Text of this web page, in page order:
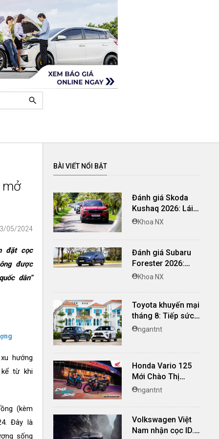
search
mở
05/2024
đặt cọc
được
dân”
hướng
từ khi
(kèm
Đây là
sống
BÀI VIẾT NỔI BẬT
Đánh giá Skoda
Kushaq 2026: Lái
thú vị, nhiều tiện
tranh
Khoa NX
Đánh giá Subaru
Forester 2026:
Mạnh mẽ, êm ái đi
ADAS hoàn hảo
Khoa NX
Toyota khuyến mại
tháng 8: Tiếp sức
đà tăng trưởng, tối
ngantnt
Honda Vario 125
Mới Chào Thị
Trường Việt: Bổ
Street, Giá Từ
42,69 Triệu Đồng
ngantnt
Volkswagen Việt
Nam nhận cọc ID.